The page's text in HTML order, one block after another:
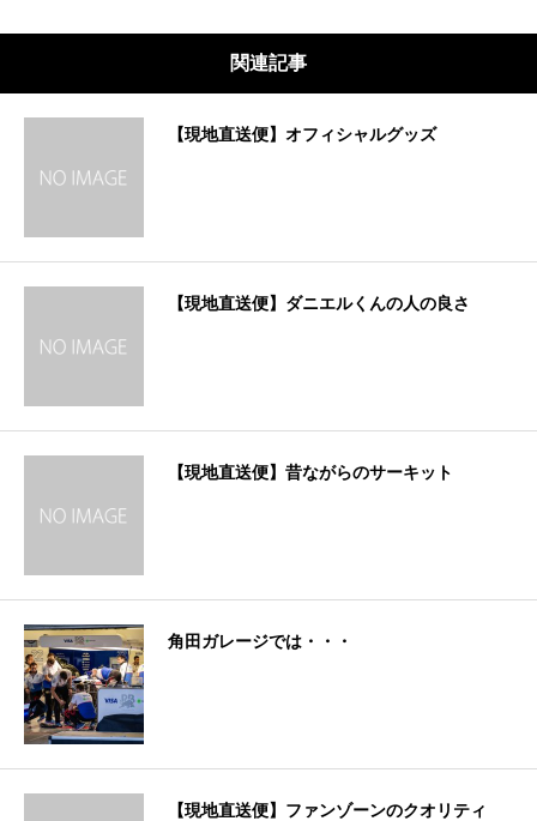
関連記事
【現地直送便】オフィシャルグッズ
【現地直送便】ダニエルくんの人の良さ
【現地直送便】昔ながらのサーキット
角田ガレージでは・・・
【現地直送便】ファンゾーンのクオリティ